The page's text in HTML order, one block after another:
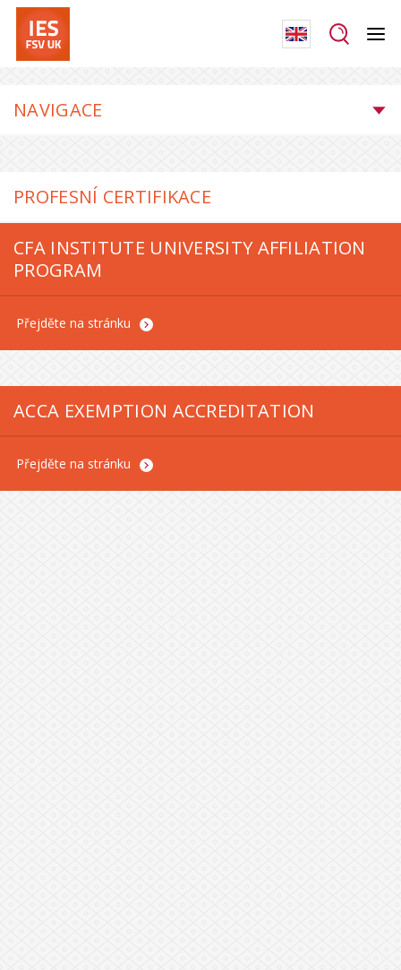
NAVIGACE
PROFESNÍ CERTIFIKACE
CFA INSTITUTE UNIVERSITY AFFILIATION
PROGRAM
Přejděte na stránku
ACCA EXEMPTION ACCREDITATION
Přejděte na stránku